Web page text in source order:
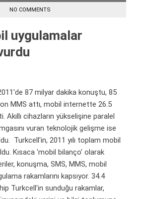
NO COMMENTS
uygulamalar
87 milyar dakika konuştu, 85
MMS attı, mobil internette 26.5
cihazların yükselişine paralel
vuran teknolojik gelişme ise
Turkcell'in, 2011 yılı toplam mobil
Kısaca 'mobil bilanço' olarak
konuşma, SMS, MMS, mobil
rakamlarını kapsıyor. 34.4
Turkcell'in sunduğu rakamlar,